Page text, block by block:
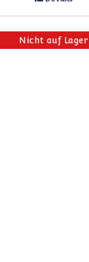
Nicht auf Lager